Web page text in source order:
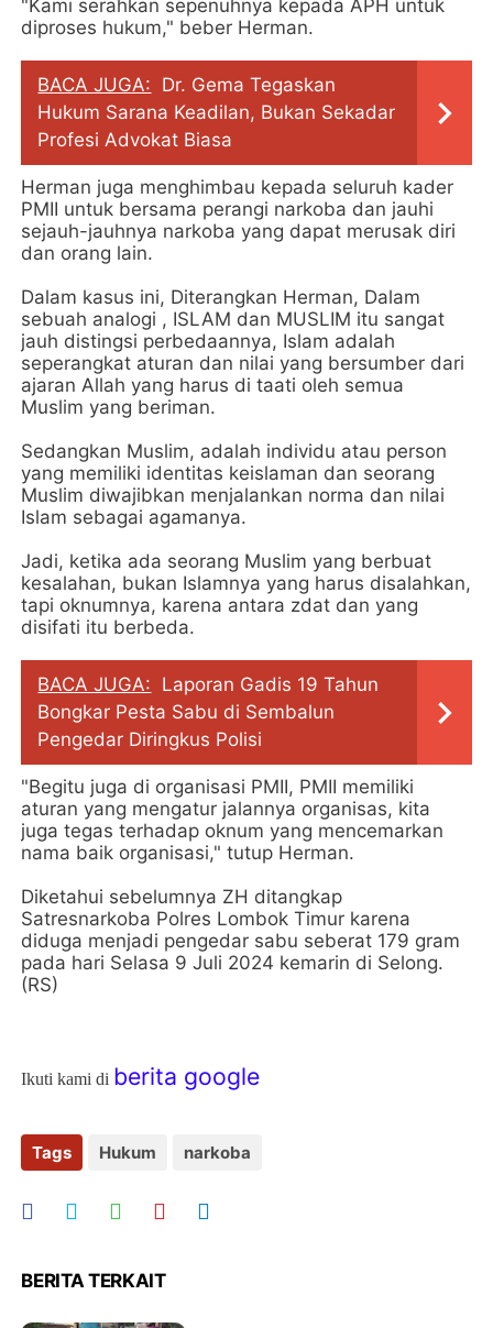
"Kami serahkan sepenuhnya kepada APH untuk
diproses hukum," beber Herman.
BACA JUGA: Dr. Gema Tegaskan
Hukum Sarana Keadilan, Bukan Sekadar
Profesi Advokat Biasa
Herman juga menghimbau kepada seluruh kader
PMII untuk bersama perangi narkoba dan jauhi
sejauh-jauhnya narkoba yang dapat merusak diri
dan orang lain.
Dalam kasus ini, Diterangkan Herman, Dalam
sebuah analogi , ISLAM dan MUSLIM itu sangat
jauh distingsi perbedaannya, Islam adalah
seperangkat aturan dan nilai yang bersumber dari
ajaran Allah yang harus di taati oleh semua
Muslim yang beriman.
Sedangkan Muslim, adalah individu atau person
yang memiliki identitas keislaman dan seorang
Muslim diwajibkan menjalankan norma dan nilai
Islam sebagai agamanya.
Jadi, ketika ada seorang Muslim yang berbuat
kesalahan, bukan Islamnya yang harus disalahkan,
tapi oknumnya, karena antara zdat dan yang
disifati itu berbeda.
BACA JUGA: Laporan Gadis 19 Tahun
Bongkar Pesta Sabu di Sembalun
Pengedar Diringkus Polisi
"Begitu juga di organisasi PMII, PMII memiliki
aturan yang mengatur jalannya organisas, kita
juga tegas terhadap oknum yang mencemarkan
nama baik organisasi," tutup Herman.
Diketahui sebelumnya ZH ditangkap
Satresnarkoba Polres Lombok Timur karena
diduga menjadi pengedar sabu seberat 179 gram
pada hari Selasa 9 Juli 2024 kemarin di Selong.
(RS)
Ikuti kami di berita google
Tags Hukum narkoba
BERITA TERKAIT